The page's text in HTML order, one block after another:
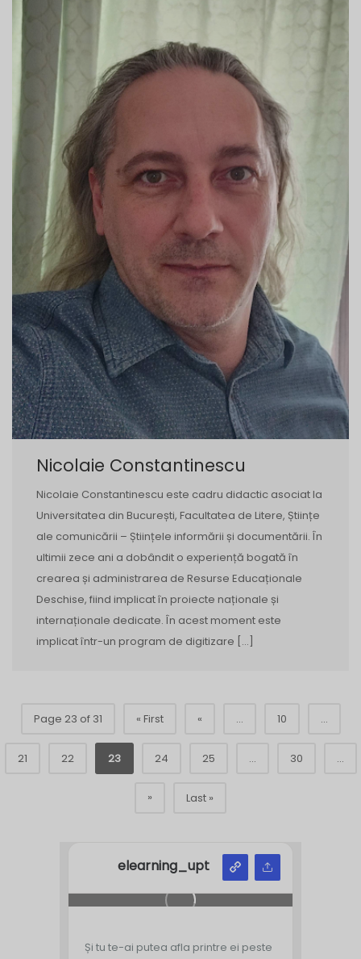
Nicolaie Constantinescu
Nicolaie Constantinescu este cadru didactic asociat la
Universitatea din București, Facultatea de Litere, Științe
ale comunicării – Științele informării și documentării. În
ultimii zece ani a dobândit o experiență bogată în
crearea și administrarea de Resurse Educaționale
Deschise, fiind implicat în proiecte naționale și
internaționale dedicate. În acest moment este
implicat într-un program de digitizare […]
Page 23 of 31 « First « ... 10 ...
21 22 23 24 25 ... 30 ...
» Last »
elearning_upt
Și tu te-ai putea afla printre ei peste